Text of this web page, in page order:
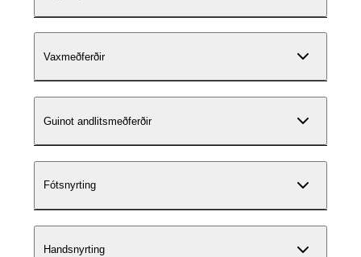
Vaxmeðferðir
Guinot andlitsmeðferðir
Fótsnyrting
Handsnyrting